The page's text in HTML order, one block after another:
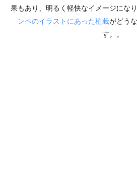
果もあり、明るく軽快なイメージにな
ンペのイラストにあった植栽がどう
す。。